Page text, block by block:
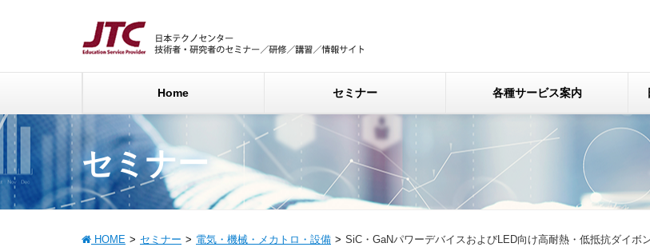
Home セミナー 各種サービス案内
セミナー
HOME セミナー 電気・機械・メカトロ・設備 SiC・GaNパワーデバイスおよびLED向け高耐熱・低抵抗ダ